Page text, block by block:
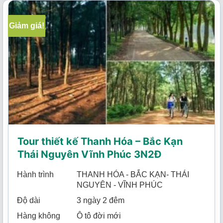
Giảm giá!
Tour thiết kế Thanh Hóa – Bắc Kạn
Thái Nguyên Vĩnh Phúc 3N2Đ
Hành trình
THANH HÓA - BẮC KẠN- THÁI
NGUYÊN - VĨNH PHÚC
Độ dài
3 ngày 2 đêm
Hàng không
Ô tô đời mới